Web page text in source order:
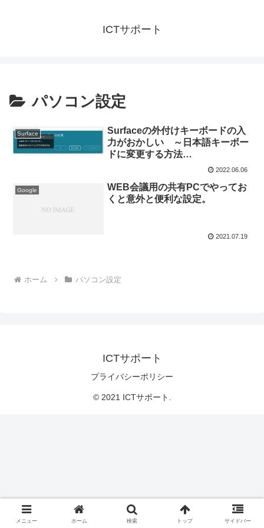
ICTサポート
パソコン設定
Surface
Surfaceの外付けキーボードの入
力がおかしい ～日本語キーボー
ドに変更する方法
2022.06.06
Google
WEB会議用の共有PCでやってお
くと意外と便利な設定。
2021.07.19
ホーム パソコン設定
ICTサポート
プライバシーポリシー
© 2021 ICTサポート.
メニュー ホーム 検索 トップ サイドバー